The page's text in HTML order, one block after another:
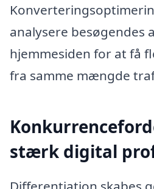
analysere besøgendes
hjemmesiden for at få
fra samme mængde
stærk digital